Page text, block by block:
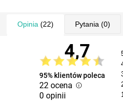
Opinia (22) Pytania (0)
4,7
95% klientów poleca
22 ocena
0 opinii
1